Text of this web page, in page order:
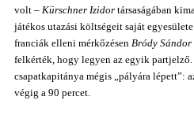
volt – Kürschner Izidor társaságában
játékos utazási költségeit saját
franciák elleni mérkőzésen Bródy Sándor
felkérték, hogy legyen az egyik
csapatkapitánya mégis „pályára lépett”:
végig a 90 percet.